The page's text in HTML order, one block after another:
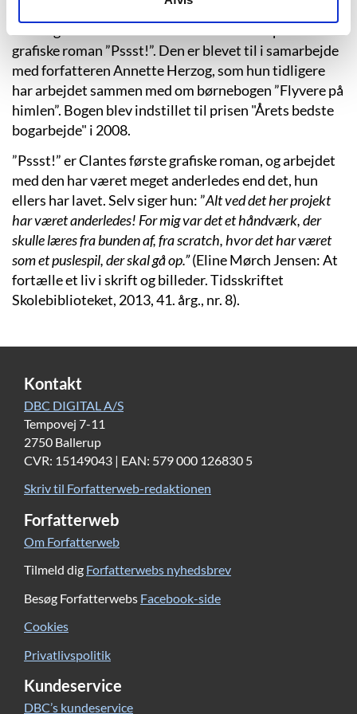
grafiske roman ”Pssst!”. Den er blevet til i samarbejde
med forfatteren Annette Herzog, som hun tidligere
har arbejdet sammen med om børnebogen ”Flyvere på
himlen”. Bogen blev indstillet til prisen "Årets bedste
bogarbejde" i 2008.
”Pssst!” er Clantes første grafiske roman, og arbejdet
med den har været meget anderledes end det, hun
ellers har lavet. Selv siger hun: ”Alt ved det her projekt
har været anderledes! For mig var det et håndværk, der
skulle læres fra bunden af, fra scratch, hvor det har været
som et puslespil, der skal gå op.”(Eline Mørch Jensen: At
fortælle et liv i skrift og billeder. Tidsskriftet
Skolebiblioteket, 2013, 41. årg., nr. 8).
Kontakt
DBC DIGITAL A/S
Tempovej 7-11
2750 Ballerup
CVR: 15149043 | EAN: 579 000 126830 5
Skriv til Forfatterweb-redaktionen
Forfatterweb
Om Forfatterweb
Tilmeld dig Forfatterwebs nyhedsbrev
Besøg Forfatterwebs Facebook-side
Cookies
Privatlivspolitik
Kundeservice
DBC’s kundeservice